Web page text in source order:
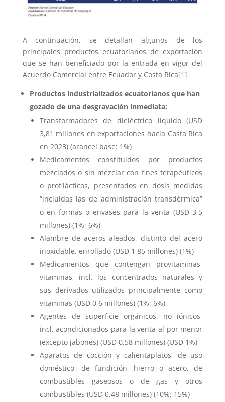
A continuación, se detallan algunos de los
principales productos ecuatorianos de exportación
que se han beneficiado por la entrada en vigor del
Acuerdo Comercial entre Ecuador y Costa Rica[1]
Productos industrializados ecuatorianos que han
gozado de una desgravación inmediata:
Transformadores de dieléctrico líquido (USD
3,81 millones en exportaciones hacia Costa Rica
en 2023) (arancel base: 1%)
Medicamentos constituidos por productos
mezclados o sin mezclar con fines terapéuticos
o profilácticos, presentados en dosis medidas
“incluidas las de administración transdérmica”
o en formas o envases para la venta (USD 3,5
millones) (1%; 6%)
Alambre de aceros aleados, distinto del acero
inoxidable, enrollado (USD 1,85 millones) (1%)
Medicamentos que contengan provitaminas,
vitaminas, incl. los concentrados naturales y
sus derivados utilizados principalmente como
vitaminas (USD 0,6 millones) (1%; 6%)
Agentes de superficie orgánicos, no iónicos,
incl. acondicionados para la venta al por menor
(excepto jabones) (USD 0,58 millones) (USD 1%)
Aparatos de cocción y calientaplatos, de uso
doméstico, de fundición, hierro o acero, de
combustibles gaseosos o de gas y otros
combustibles (USD 0,48 millones) (10%; 15%)